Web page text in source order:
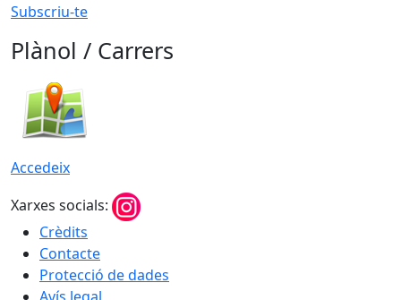
Subscriu-te
Plànol / Carrers
Accedeix
Xarxes socials:
Crèdits
Contacte
Protecció de dades